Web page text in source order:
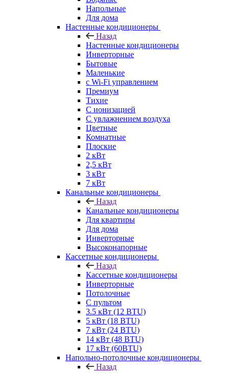
Напольные
Для дома
Настенные кондиционеры
Назад
Настенные кондиционеры
Инверторные
Бытовые
Маленькие
с Wi-Fi управлением
Премиум
Тихие
С ионизацией
С увлажнением воздуха
Цветные
Комнатные
Плоские
2 кВт
2,5 кВт
3 кВт
7 кВт
Канальные кондиционеры
Назад
Канальные кондиционеры
Для квартиры
Для дома
Инверторные
Высоконапорные
Кассетные кондиционеры
Назад
Кассетные кондиционеры
Инверторные
Потолочные
С пультом
3.5 кВт (12 BTU)
5 кВт (18 BTU)
7 кВт (24 BTU)
14 кВт (48 BTU)
17 кВт (60BTU)
Напольно-потолочные кондиционеры
Назад